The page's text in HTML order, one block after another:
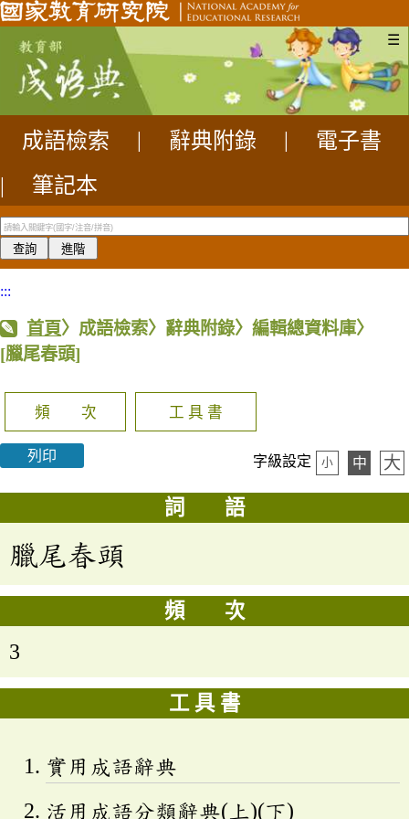
☰
成語檢索 辭典附錄
電子書
|
筆記本
:::
首頁〉成語檢索〉辭典附錄〉編輯總資料庫〉
[臘尾春頭]
頻 次 工 具 書
列印 字級設定 小 中 大
詞 語
臘尾春頭
頻 次
3
工 具 書
實用成語辭典
活用成語分類辭典(上)(下)